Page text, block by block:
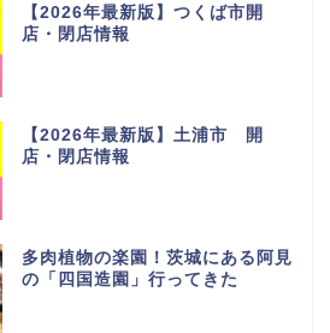
【2026年最新版】つくば市開
店・閉店情報
【2026年最新版】土浦市 開
店・閉店情報
多肉植物の楽園！茨城にある阿見
の「四国造園」行ってきた